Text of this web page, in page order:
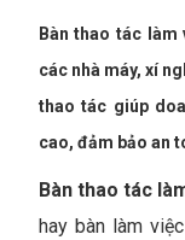
Bàn thao tác
các nhà máy, xí
thao tác giúp
cao, đảm bảo an
Bàn thao tác
hay bàn làm